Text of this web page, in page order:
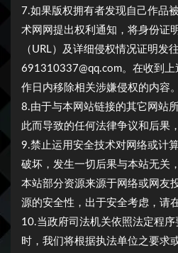
7.如果版权拥有者发现自己作品
术网网提出权利通知，将身份证
（URL）及详细侵权情况证明发
691310337@qq.com。在收到上
作日内移除相关涉嫌侵权的内容。
8.由于与本网站链接的其它网站
此而导致的任何法律争议和后果
9.禁止运用安全技术对网络或计
破坏，发生一切后果与本站无关
本站部分资源来源于网络或网友
源的安全性，出于安全考虑，请
10.当政府司法机关依照法定程
时，我们将根据执法单位之要求